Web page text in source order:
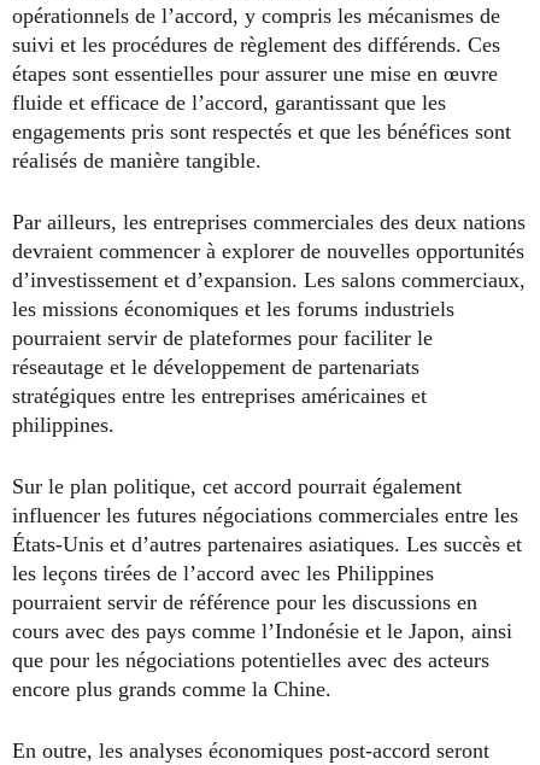
opérationnels de l’accord, y compris les mécanismes de
suivi et les procédures de règlement des différends. Ces
étapes sont essentielles pour assurer une mise en œuvre
fluide et efficace de l’accord, garantissant que les
engagements pris sont respectés et que les bénéfices sont
réalisés de manière tangible.
Par ailleurs, les entreprises commerciales des deux nations
devraient commencer à explorer de nouvelles opportunités
d’investissement et d’expansion. Les salons commerciaux,
les missions économiques et les forums industriels
pourraient servir de plateformes pour faciliter le
réseautage et le développement de partenariats
stratégiques entre les entreprises américaines et
philippines.
Sur le plan politique, cet accord pourrait également
influencer les futures négociations commerciales entre les
États-Unis et d’autres partenaires asiatiques. Les succès et
les leçons tirées de l’accord avec les Philippines
pourraient servir de référence pour les discussions en
cours avec des pays comme l’Indonésie et le Japon, ainsi
que pour les négociations potentielles avec des acteurs
encore plus grands comme la Chine.
En outre, les analyses économiques post-accord seront